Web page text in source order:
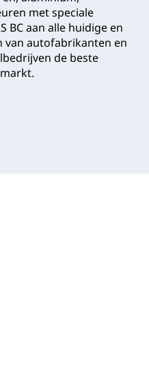
met speciale
BC aan alle huidige en
autofabrikanten en
de beste